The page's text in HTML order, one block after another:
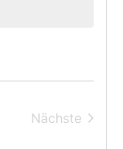
Nächste